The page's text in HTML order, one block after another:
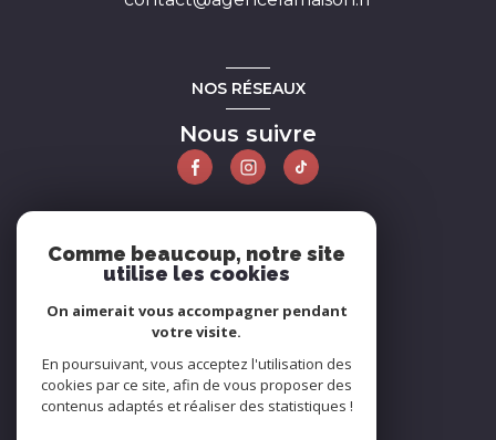
NOS RÉSEAUX
Nous suivre
ADHÉRENTS
Comme beaucoup, notre site
utilise les cookies
On aimerait vous accompagner pendant
votre visite.
En poursuivant, vous acceptez l'utilisation des
cookies par ce site, afin de vous proposer des
contenus adaptés et réaliser des statistiques !